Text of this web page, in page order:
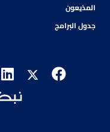
المذيعون
جدول البرامج